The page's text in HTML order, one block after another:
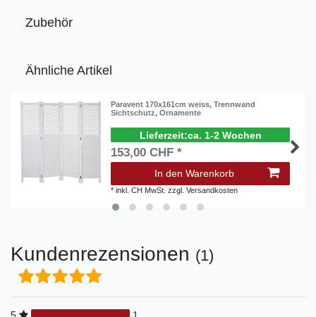
Zubehör
Ähnliche Artikel
Paravent 170x161cm weiss, Trennwand
Sichtschutz, Ornamente
ca. 1-2 Wochen
153,00 CHF *
In den Warenkorb
*inkl. CH MwSt. zzgl.Versandkosten
Kundenrezensionen (1)